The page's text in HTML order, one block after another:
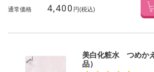
通常価格 4,400 円(税込)
美白化粧水 つめか
品）